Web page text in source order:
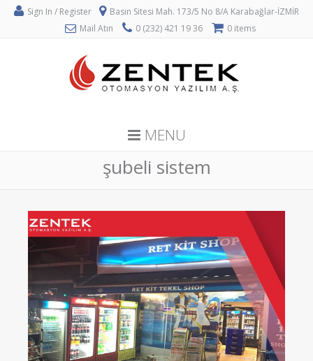
Sign In / Register
Basın Sitesi Mah. 173/5 No 8/A Karabağlar-İZMİR
Mail Atın
0 (232) 421 19 36 0 items
MENU
şubeli sistem